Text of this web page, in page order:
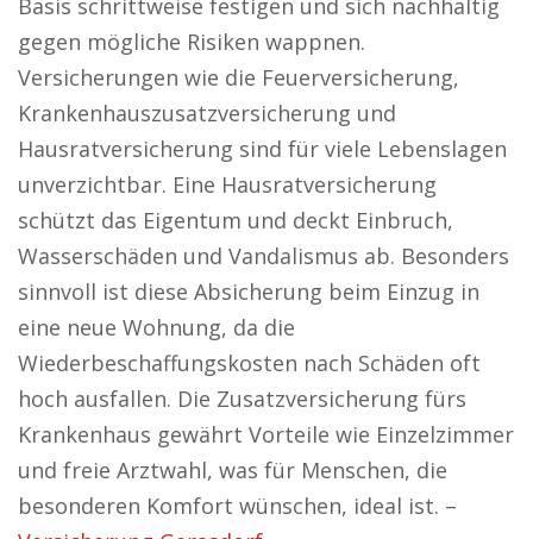
Basis schrittweise festigen und sich nachhaltig
gegen mögliche Risiken wappnen.
Versicherungen wie die Feuerversicherung,
Krankenhauszusatzversicherung und
Hausratversicherung sind für viele Lebenslagen
unverzichtbar. Eine Hausratversicherung
schützt das Eigentum und deckt Einbruch,
Wasserschäden und Vandalismus ab. Besonders
sinnvoll ist diese Absicherung beim Einzug in
eine neue Wohnung, da die
Wiederbeschaffungskosten nach Schäden oft
hoch ausfallen. Die Zusatzversicherung fürs
Krankenhaus gewährt Vorteile wie Einzelzimmer
und freie Arztwahl, was für Menschen, die
besonderen Komfort wünschen, ideal ist. –